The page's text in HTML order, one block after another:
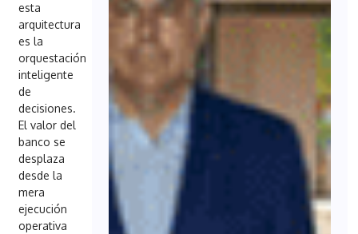
esta
arquitectura
es la
orquestación
inteligente
de
decisiones.
El valor del
banco se
desplaza
desde la
mera
ejecución
operativa